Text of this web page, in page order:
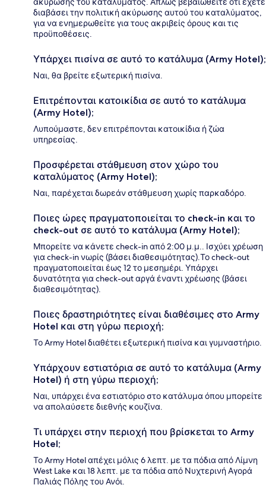
διαβάσει την πολιτική ακύρωσης αυτού του καταλύματος,
για να ενημερωθείτε για τους ακριβείς όρους και τις
προϋποθέσεις.
Υπάρχει πισίνα σε αυτό το κατάλυμα (Army Hotel);
Ναι, θα βρείτε εξωτερική πισίνα.
Επιτρέπονται κατοικίδια σε αυτό το κατάλυμα
(Army Hotel);
Λυπούμαστε, δεν επιτρέπονται κατοικίδια ή ζώα
υπηρεσίας.
Προσφέρεται στάθμευση στον χώρο του
καταλύματος (Army Hotel);
Ναι, παρέχεται δωρεάν στάθμευση χωρίς παρκαδόρο.
Ποιες ώρες πραγματοποιείται το check-in και το
check-out σε αυτό το κατάλυμα (Army Hotel);
Μπορείτε να κάνετε check-in από 2:00 μ.μ.. Ισχύει χρέωση
για check-in νωρίς (βάσει διαθεσιμότητας).Το check-out
πραγματοποιείται έως 12 το μεσημέρι. Υπάρχει
δυνατότητα για check-out αργά έναντι χρέωσης (βάσει
διαθεσιμότητας).
Ποιες δραστηριότητες είναι διαθέσιμες στο Army
Hotel και στη γύρω περιοχή;
Το Army Hotel διαθέτει εξωτερική πισίνα και γυμναστήριο.
Υπάρχουν εστιατόρια σε αυτό το κατάλυμα (Army
Hotel) ή στη γύρω περιοχή;
Ναι, υπάρχει ένα εστιατόριο στο κατάλυμα όπου μπορείτε
να απολαύσετε διεθνής κουζίνα.
Τι υπάρχει στην περιοχή που βρίσκεται το Army
Hotel;
Το Army Hotel απέχει μόλις 6 λεπτ. με τα πόδια από Λίμνη
West Lake και 18 λεπτ. με τα πόδια από Νυχτερινή Αγορά
Παλιάς Πόλης του Ανόι.